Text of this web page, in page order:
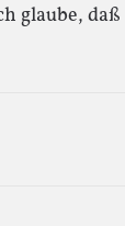
glaube, daß